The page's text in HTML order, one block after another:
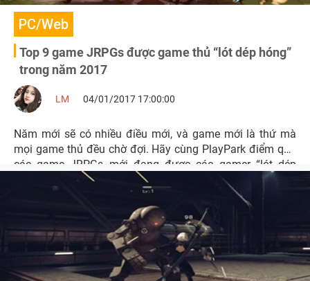
PC/Web
Top 9 game JRPGs được game thủ “lót dép hóng”
trong năm 2017
LM 04/01/2017 17:00:00
Năm mới sẽ có nhiều điều mới, và game mới là thứ mà
mọi game thủ đều chờ đợi. Hãy cùng PlayPark điểm qua
các game JRPGs mới đang được các gamer “lót dép
hóng” trong năm 2017 nhé.